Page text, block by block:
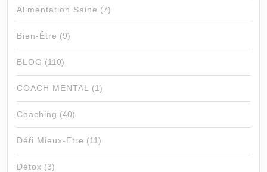
Alimentation Saine (7)
Bien-Être (9)
BLOG (110)
COACH MENTAL (1)
Coaching (40)
Défi Mieux-Etre (11)
Détox (3)